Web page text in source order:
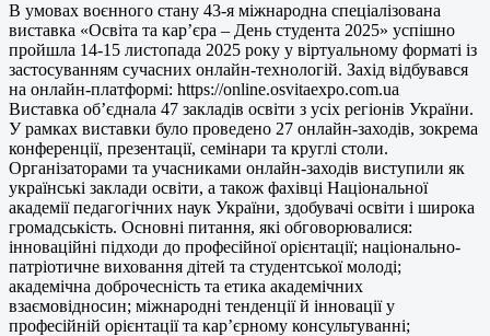
В умовах воєнного стану 43-я міжнародна спеціалізована
виставка «Освіта та кар’єра – День студента 2025» успішно
пройшла 14-15 листопада 2025 року у віртуальному форматі із
застосуванням сучасних онлайн-технологій. Захід відбувався
на онлайн-платформі: https://online.osvitaexpo.com.ua
Виставка об’єднала 47 закладів освіти з усіх регіонів України.
У рамках виставки було проведено 27 онлайн-заходів, зокрема
конференції, презентації, семінари та круглі столи.
Організаторами та учасниками онлайн-заходів виступили як
українські заклади освіти, а також фахівці Національної
академії педагогічних наук України, здобувачі освіти і широка
громадськість. Основні питання, які обговорювалися:
інноваційні підходи до професійної орієнтації; національно-
патріотичне виховання дітей та студентської молоді;
академічна доброчесність та етика академічних
взаємовідносин; міжнародні тенденції й інновації у
професійній орієнтації та кар’єрному консультуванні;